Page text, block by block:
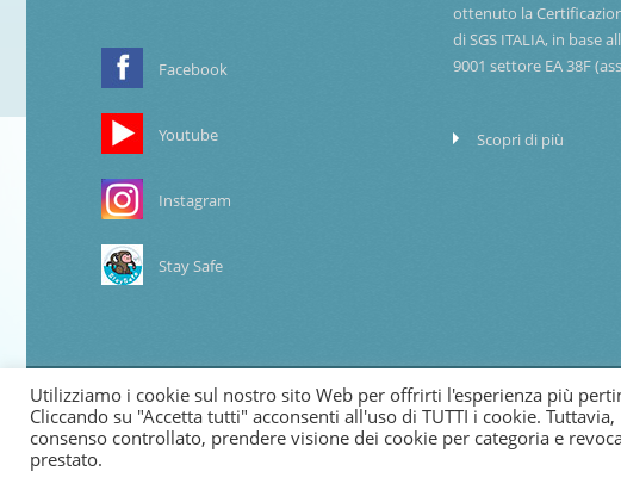
Facebook
Youtube
Instagram
Stay Safe
ottenuto la
di SGS ITALIA, in base
9001 settore EA 38F
Scopri di più
© 2024 Copyright Cooperativa di Bessimo
Utilizziamo i cookie sul nostro sito Web per offrirti l'esperienza più
Cliccando su "Accetta tutti" acconsenti all'uso di TUTTI i cookie.
consenso controllato, prendere visione dei cookie per categoria e
prestato.